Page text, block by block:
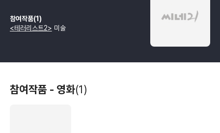
참여작품(1)
<테러리스트2> 미술
참여작품 - 영화(1)